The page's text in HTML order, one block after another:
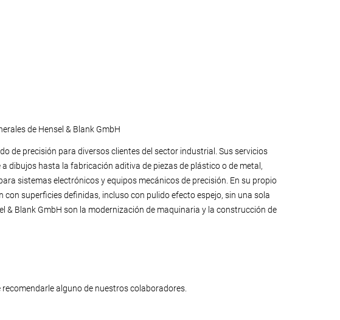
de Hensel & Blank GmbH
de precisión para diversos clientes del sector industrial. Sus servicios
dibujos hasta la fabricación aditiva de piezas de plástico o de metal,
sistemas electrónicos y equipos mecánicos de precisión. En su propio
superficies definidas, incluso con pulido efecto espejo, sin una sola
& Blank GmbH son la modernización de maquinaria y la construcción de
alguno de nuestros colaboradores.